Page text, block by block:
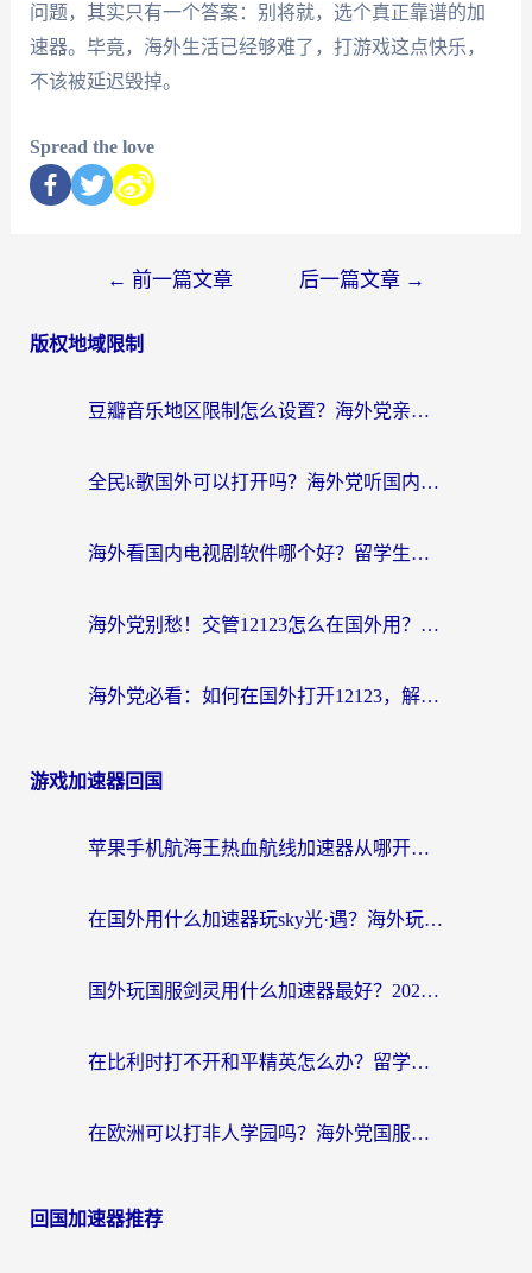
问题，其实只有一个答案：别将就，选个真正靠谱的加
速器。毕竟，海外生活已经够难了，打游戏这点快乐，
不该被延迟毁掉。
Spread the love
← 前一篇文章 后一篇文章 →
版权地域限制
豆瓣音乐地区限制怎么设置？海外党亲测有效的回国加速方案来了
全民k歌国外可以打开吗？海外党听国内音乐听书的实用指南
海外看国内电视剧软件哪个好？留学生亲测有效的追剧加速方案
海外党别愁！交管12123怎么在国外用？一篇搞定回国资源访问难题
海外党必看：如何在国外打开12123，解决小程序登录难题
游戏加速器回国
苹果手机航海王热血航线加速器从哪开启？海外玩家国服畅玩全攻略
在国外用什么加速器玩sky光·遇？海外玩家国服畅玩终极指南（附魔兽世界狂暴传奇解决方案）
国外玩国服剑灵用什么加速器最好？2026海外玩家亲测指南（附魔兽世界怀旧服精灵之境加速技巧）
在比利时打不开和平精英怎么办？留学生亲测有效的国服游戏加速方案
在欧洲可以打非人学园吗？海外党国服游戏不卡顿的终极指南
回国加速器推荐